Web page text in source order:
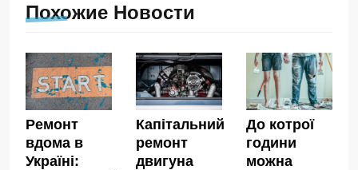
Похожие Новости
Ремонт
вдома в
Україні:
Капітальний
ремонт
двигуна
До котрої
години
можна